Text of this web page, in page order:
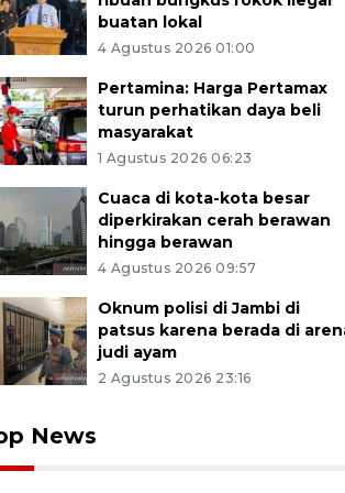
buatan lokal
4 Agustus 2026 01:00
Pertamina: Harga Pertamax
turun perhatikan daya beli
masyarakat
1 Agustus 2026 06:23
Cuaca di kota-kota besar
diperkirakan cerah berawan
hingga berawan
4 Agustus 2026 09:57
Oknum polisi di Jambi di
patsus karena berada di
judi ayam
2 Agustus 2026 23:16
News